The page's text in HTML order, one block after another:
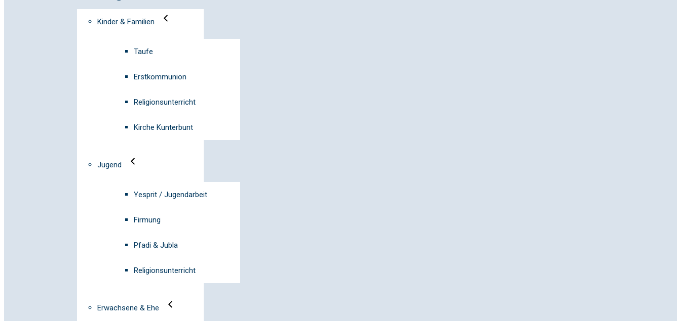
Kinder & Familien
Taufe
Erstkommunion
Religionsunterricht
Kirche Kunterbunt
Jugend
Yesprit / Jugendarbeit
Firmung
Pfadi & Jubla
Religionsunterricht
Erwachsene & Ehe